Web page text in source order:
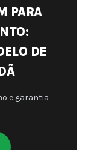
PARA
DE
e garantia